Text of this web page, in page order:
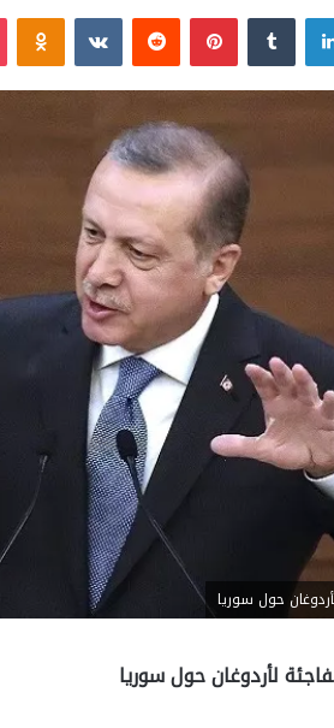
لينكدإن بينتيريست
حول سوريا
لأردوغان حول سوريا